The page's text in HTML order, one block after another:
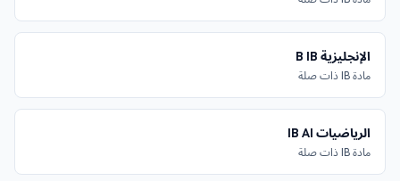
الإنجليزية B IB
مادة IB ذات صلة
الرياضيات IB AI
مادة IB ذات صلة